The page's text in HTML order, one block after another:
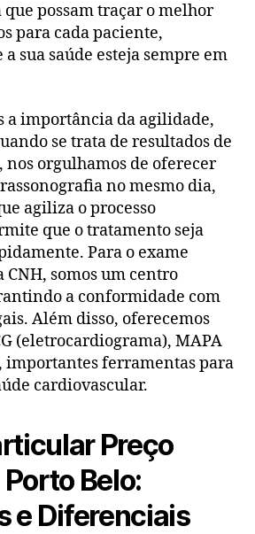
que possam traçar o melhor
para cada paciente,
sua saúde esteja sempre em
a importância da agilidade,
se trata de resultados de
nos orgulhamos de oferecer
no mesmo dia,
agiliza o processo
que o tratamento seja
Para o exame
somos um centro
a conformidade com
Além disso, oferecemos
(eletrocardiograma), MAPA
importantes ferramentas para
cardiovascular.
Preço
Belo:
e Diferenciais